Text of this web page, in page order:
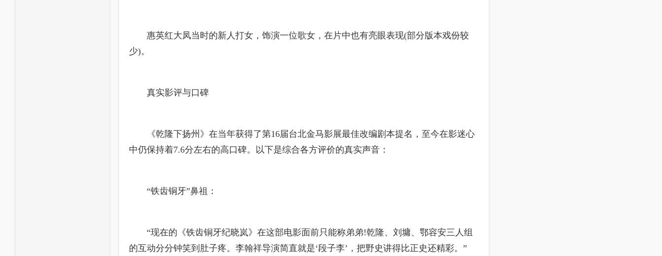
惠英红大凤当时的新人打女，饰演一位歌女，在片中也有亮眼表现(部分版本戏份较
少)。
真实影评与口碑
《乾隆下扬州》在当年获得了第16届台北金马影展最佳改编剧本提名，至今在影迷心
中仍保持着7.6分左右的高口碑。以下是综合各方评价的真实声音：
“铁齿铜牙”鼻祖：
“现在的《铁齿铜牙纪晓岚》在这部电影面前只能称弟弟!乾隆、刘墉、鄂容安三人组
的互动分分钟笑到肚子疼。李翰祥导演简直就是‘段子李’，把野史讲得比正史还精彩。”